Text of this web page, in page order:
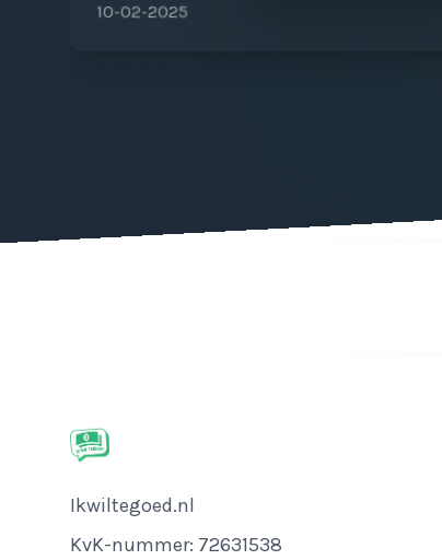
10-02-2025
Bedrijfsnaam
Ikwiltegoed.nl
KvK-nummer
KvK-nummer: 72631538